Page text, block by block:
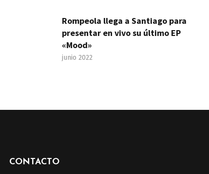
Rompeola llega a Santiago para
presentar en vivo su último EP
«Mood»
junio 2022
CONTACTO